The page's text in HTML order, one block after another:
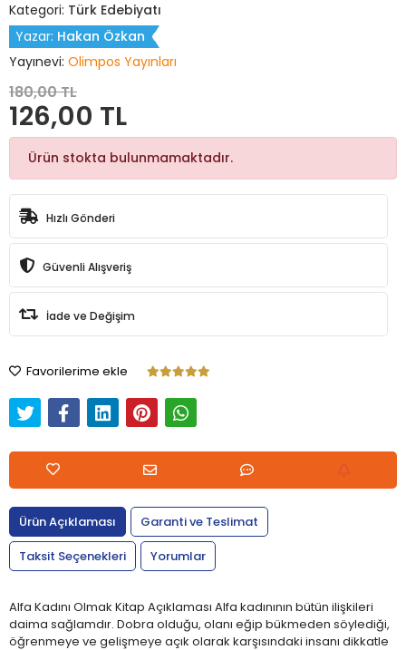
Kategori: Türk Edebiyatı
Yazar: Hakan Özkan
Yayınevi: Olimpos Yayınları
180,00 TL
126,00 TL
Ürün stokta bulunmamaktadır.
Hızlı Gönderi
Güvenli Alışveriş
İade ve Değişim
Favorilerime ekle
Ürün Açıklaması
Garanti ve Teslimat
Taksit Seçenekleri
Yorumlar
Alfa Kadını Olmak Kitap Açıklaması Alfa kadınının bütün ilişkileri
daima sağlamdır. Dobra olduğu, olanı eğip bükmeden söylediği,
öğrenmeye ve gelişmeye açık olarak karşısındaki insanı dikkatle